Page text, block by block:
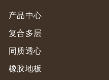
产品中心
复合多层
同质透心
橡胶地板